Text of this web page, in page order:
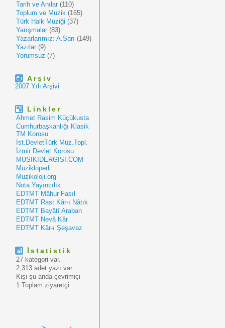
Tarih ve Anılar (110)
Toplum ve Müzik (165)
Türk Halk Müziği (37)
Yarışmalar (83)
Yazarlarımız: A.Sarı (149)
Yazılar (9)
Yorumsuz (7)
Arşiv
2007 Yılı Arşivi
Linkler
Ahmet Rasim Küçükusta
Cumhurbaşkanlığı Klasik
TM Korosu
İst.DevletTürk Müz.Topl.
İzmir Devlet Korosu
MUSİKİDERGİSİ.COM
Müziklopedi
Muzikoloji.org
Nota Yayıncılık
EDTMT Mâhur Fasıl
EDTMT Rast Kâr-ı Nâtık
EDTMT Bayâtî Araban
EDTMT Nevâ Kâr
EDTMT Kâr-ı Şeşavaz
İstatistik
27 kategori var.
2,313 adet yazı var.
Kişi şu anda çevrimiçi
1 Toplam ziyaretçi